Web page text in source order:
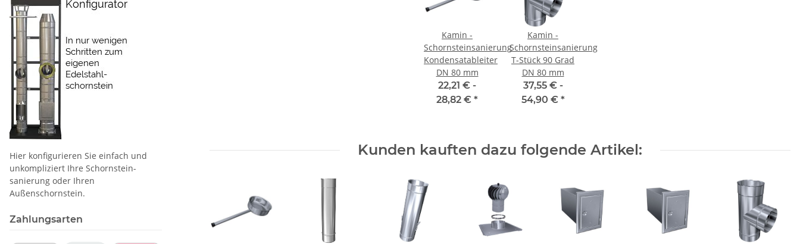
Kamin -
Schornsteinsanierung
Kondensatableiter
DN 80 mm
22,21 € -
28,82 € *
Kamin -
Schornsteinsanierung
T-Stück 90 Grad
DN 80 mm
37,55 € -
54,90 € *
Kunden kauften dazu folgende Artikel:
Hier konfigurieren Sie einfach und
unkompliziert Ihre Schornstein­
sanierung oder Ihren
Außenschornstein.
Zahlungsarten